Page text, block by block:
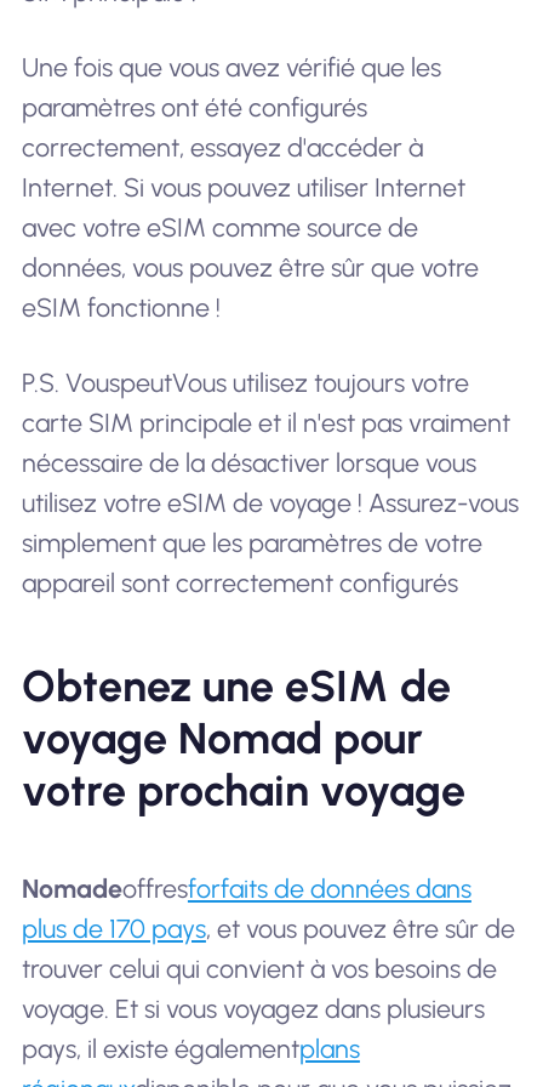
Une fois que vous avez vérifié que les
paramètres ont été configurés
correctement, essayez d'accéder à
Internet. Si vous pouvez utiliser Internet
avec votre eSIM comme source de
données, vous pouvez être sûr que votre
eSIM fonctionne !
P.S. VouspeutVous utilisez toujours votre
carte SIM principale et il n'est pas vraiment
nécessaire de la désactiver lorsque vous
utilisez votre eSIM de voyage ! Assurez-vous
simplement que les paramètres de votre
appareil sont correctement configurés
Obtenez une eSIM de
voyage Nomad pour
votre prochain voyage
Nomadeoffresforfaits de données dans
plus de 170 pays, et vous pouvez être sûr de
trouver celui qui convient à vos besoins de
voyage. Et si vous voyagez dans plusieurs
pays, il existe égalementplans